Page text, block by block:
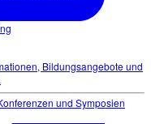
Bildungsangebote und
und Symposien